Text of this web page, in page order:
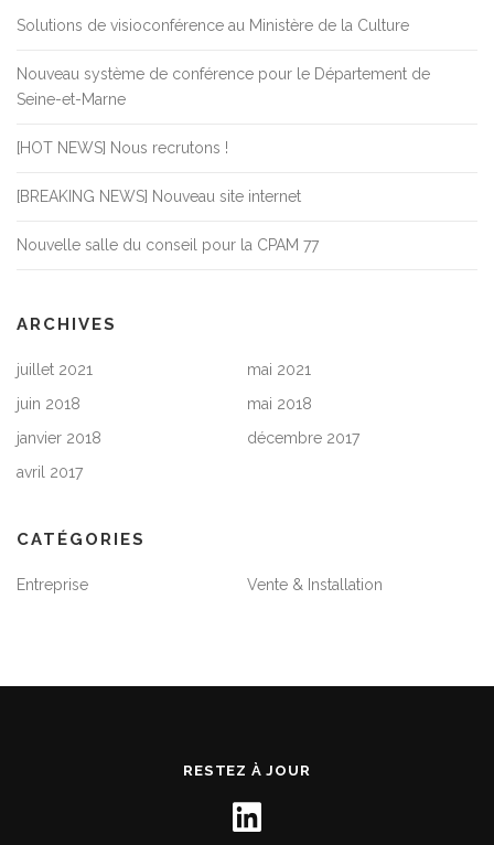
Solutions de visioconférence au Ministère de la Culture
Nouveau système de conférence pour le Département de
Seine-et-Marne
[HOT NEWS] Nous recrutons !
[BREAKING NEWS] Nouveau site internet
Nouvelle salle du conseil pour la CPAM 77
ARCHIVES
juillet 2021
mai 2021
juin 2018
mai 2018
janvier 2018
décembre 2017
avril 2017
CATÉGORIES
Entreprise Vente & Installation
RESTEZ À JOUR